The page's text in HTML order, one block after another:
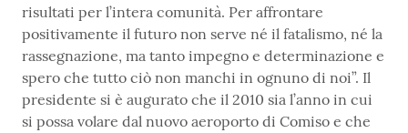
risultati per l’intera comunità. Per affrontare
positivamente il futuro non serve né il fatalismo, né la
rassegnazione, ma tanto impegno e determinazione e
spero che tutto ciò non manchi in ognuno di noi”. Il
presidente si è augurato che il 2010 sia l’anno in cui
si possa volare dal nuovo aeroporto di Comiso e che